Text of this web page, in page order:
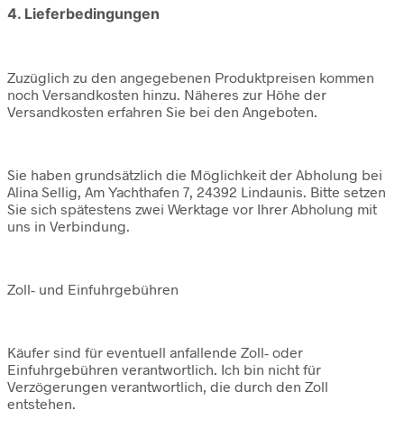
4. Lieferbedingungen
Zuzüglich zu den angegebenen Produktpreisen kommen
noch Versandkosten hinzu. Näheres zur Höhe der
Versandkosten erfahren Sie bei den Angeboten.
Sie haben grundsätzlich die Möglichkeit der Abholung bei
Alina Sellig, Am Yachthafen 7, 24392 Lindaunis. Bitte setzen
Sie sich spätestens zwei Werktage vor Ihrer Abholung mit
uns in Verbindung.
Zoll- und Einfuhrgebühren
Käufer sind für eventuell anfallende Zoll- oder
Einfuhrgebühren verantwortlich. Ich bin nicht für
Verzögerungen verantwortlich, die durch den Zoll
entstehen.